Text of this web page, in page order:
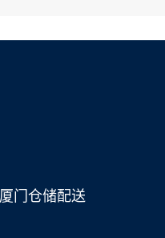
门仓储配送